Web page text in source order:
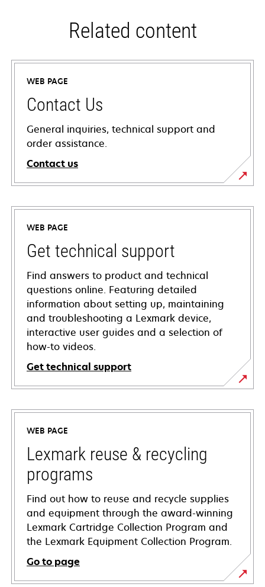
Related content
WEB PAGE
Contact Us
General inquiries, technical support and
order assistance.
Contact us
WEB PAGE
Get technical support
Find answers to product and technical
questions online. Featuring detailed
information about setting up, maintaining
and troubleshooting a Lexmark device,
interactive user guides and a selection of
how-to videos.
Get technical support
opens
in
new
tab
WEB PAGE
Lexmark reuse & recycling
programs
Find out how to reuse and recycle supplies
and equipment through the award-winning
Lexmark Cartridge Collection Program and
the Lexmark Equipment Collection Program.
Go to page